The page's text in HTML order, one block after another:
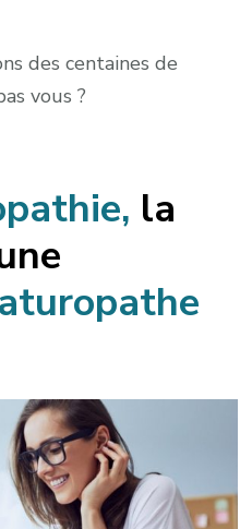
des centaines de
vous ?
la